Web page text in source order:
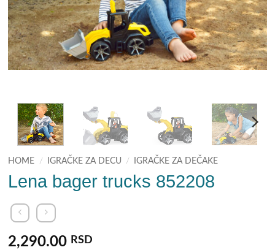
HOME / IGRAČKE ZA DECU / IGRAČKE ZA DEČAKE
Lena bager trucks 852208
2,290.00 RSD